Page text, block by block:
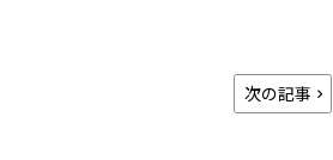
次の記事